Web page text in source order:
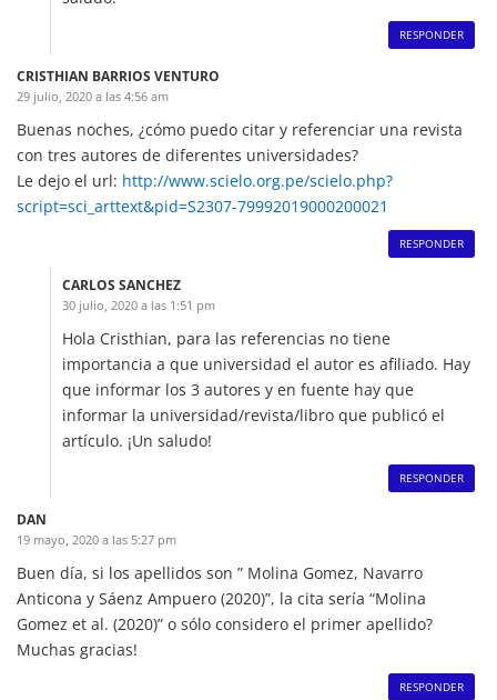
RESPONDER
CRISTHIAN BARRIOS VENTURO
29 julio, 2020 a las 4:56 am
Buenas noches, ¿cómo puedo citar y referenciar una revista
con tres autores de diferentes universidades?
Le dejo el url: http://www.scielo.org.pe/scielo.php?
script=sci_arttext&pid=S2307-79992019000200021
RESPONDER
CARLOS SANCHEZ
30 julio, 2020 a las 1:51 pm
Hola Cristhian, para las referencias no tiene
importancia a que universidad el autor es afiliado. Hay
que informar los 3 autores y en fuente hay que
informar la universidad/revista/libro que publicó el
artículo. ¡Un saludo!
RESPONDER
DAN
19 mayo, 2020 a las 5:27 pm
Buen día, si los apellidos son ” Molina Gomez, Navarro
Anticona y Sáenz Ampuero (2020)”, la cita sería “Molina
Gomez et al. (2020)” o sólo considero el primer apellido?
Muchas gracias!
RESPONDER